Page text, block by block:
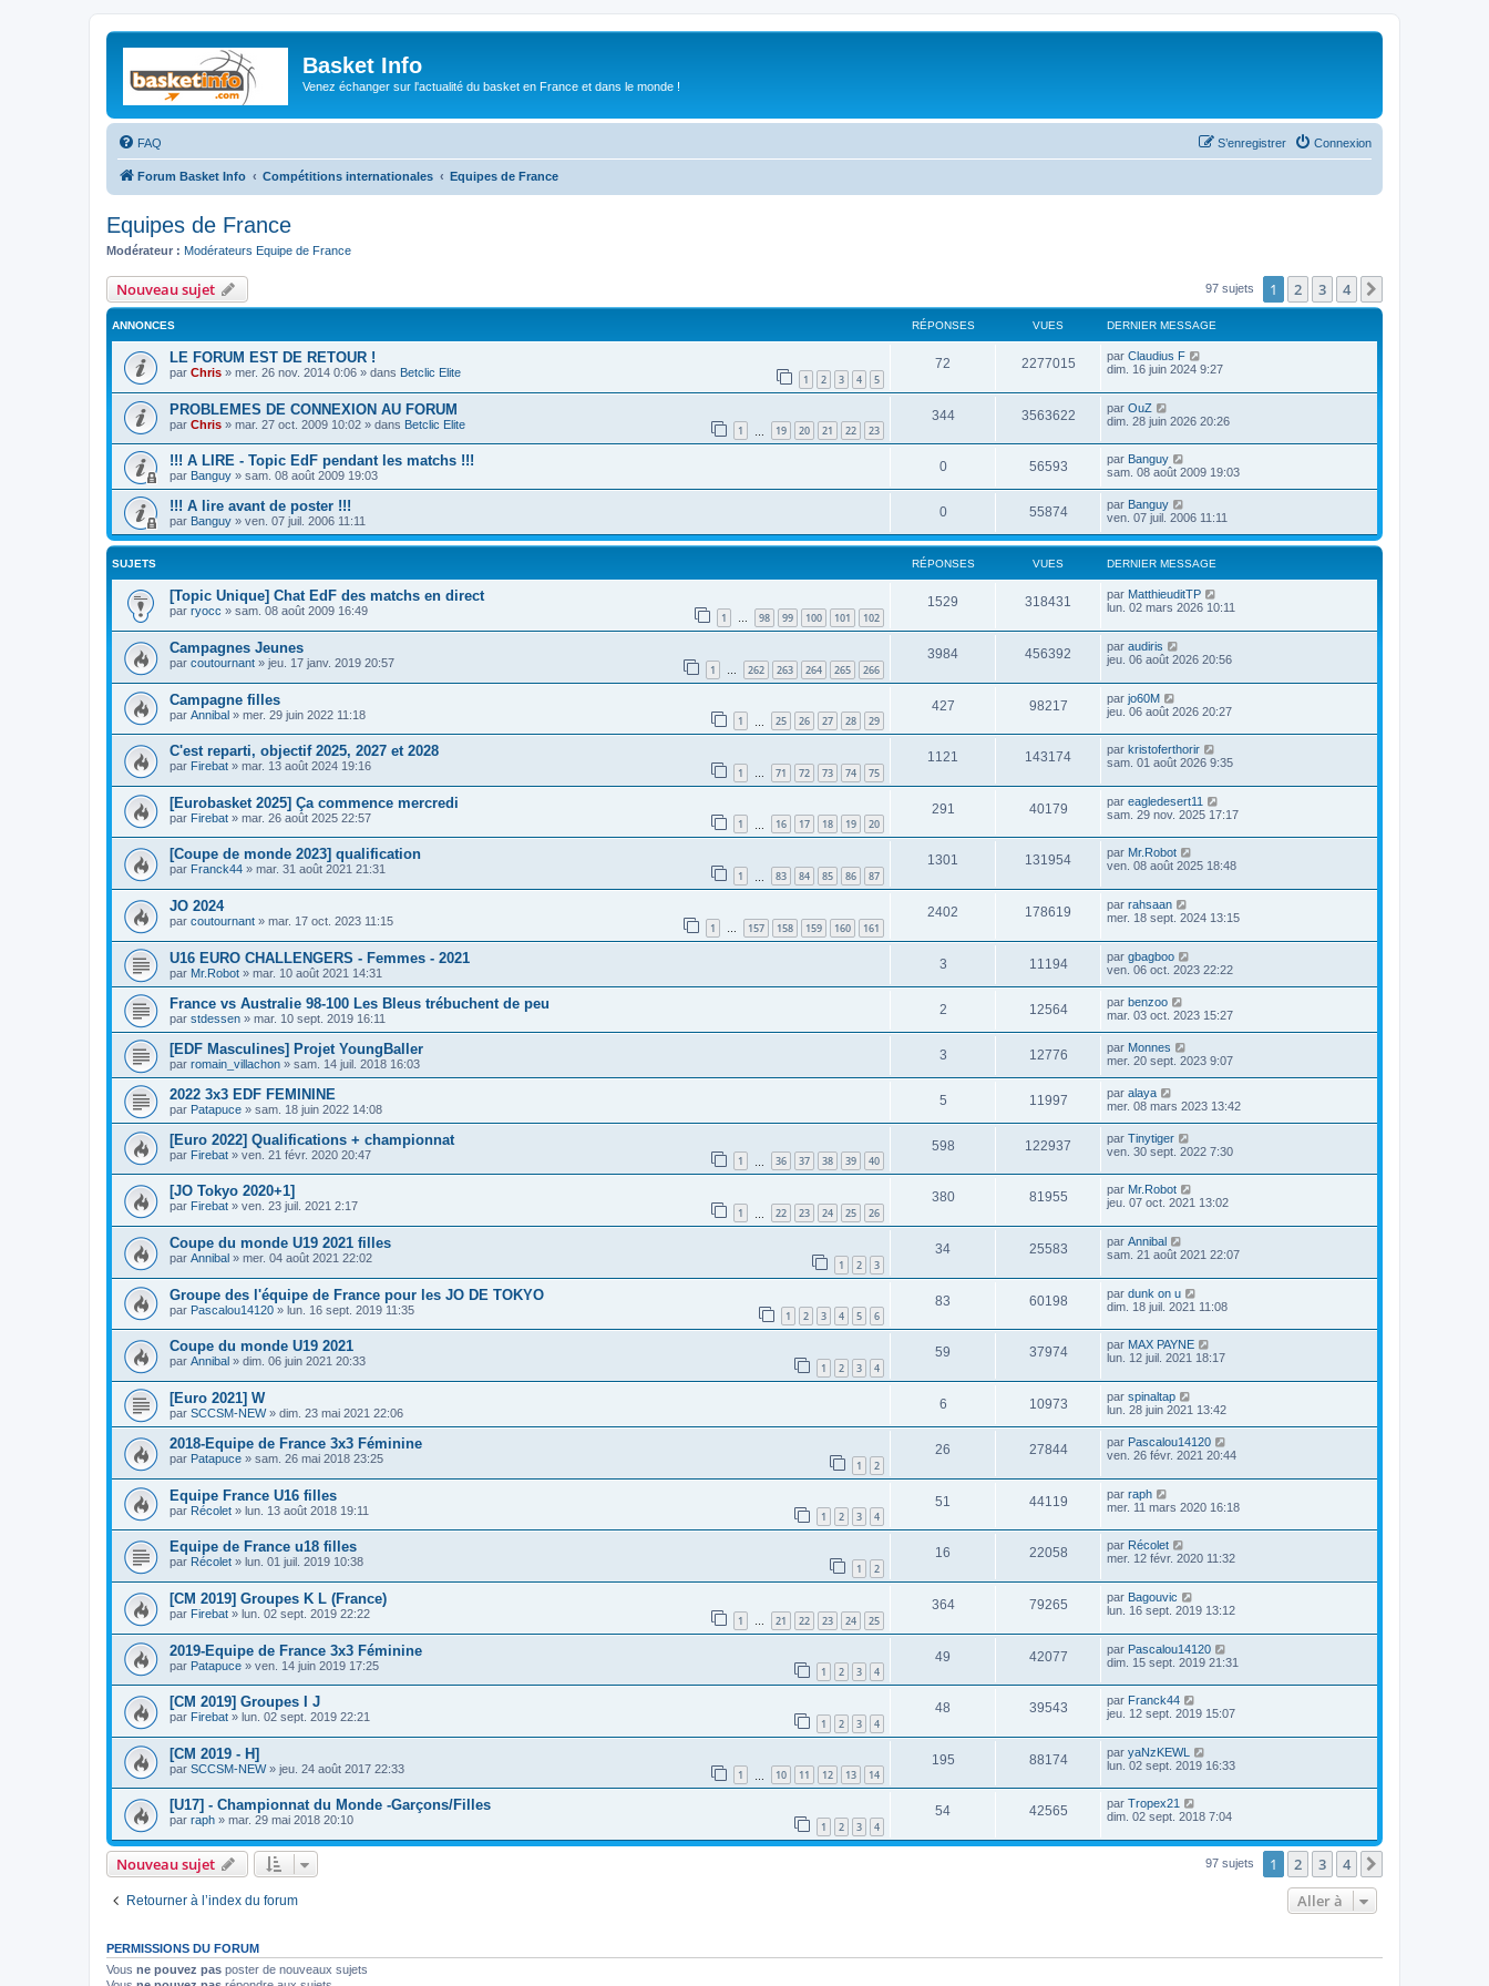
Basket Info
Venez échanger sur l'actualité du basket en France et dans le monde !
FAQ Connexion
S’enregistrer
Forum Basket Info Compétitions internationales Equipes de France
Equipes de France
Modérateur : Modérateurs Equipe de France
Nouveau sujet 97 sujets 1 2 3 4
ANNONCES RÉPONSES VUES DERNIER MESSAGE
LE FORUM EST DE RETOUR !
par Chris » mer. 26 nov. 2014 0:06 » dans Betclic Elite 1 2 3 4 5
72 2277015 par Claudius F
dim. 16 juin 2024 9:27
PROBLEMES DE CONNEXION AU FORUM
par Chris » mar. 27 oct. 2009 10:02 » dans Betclic Elite 1 19 20 21 22 23
344 3563622 par OuZ
dim. 28 juin 2026 20:26
!!! A LIRE - Topic EdF pendant les matchs !!!
par Banguy » sam. 08 août 2009 19:03
0 56593 par Banguy
sam. 08 août 2009 19:03
!!! A lire avant de poster !!!
par Banguy » ven. 07 juil. 2006 11:11
0 55874 par Banguy
ven. 07 juil. 2006 11:11
SUJETS RÉPONSES VUES DERNIER MESSAGE
[Topic Unique] Chat EdF des matchs en direct
par ryocc » sam. 08 août 2009 16:49 1 … 98 99 100 101 102
1529 318431 par MatthieuditTP
lun. 02 mars 2026 10:11
Campagnes Jeunes
par coutournant » jeu. 17 janv. 2019 20:57 1 … 262 263 264 265 266
3984 456392 par audiris
jeu. 06 août 2026 20:56
Campagne filles
par Annibal » mer. 29 juin 2022 11:18 1 25 26 27 28 29
427 98217 par jo60M
jeu. 06 août 2026 20:27
C'est reparti, objectif 2025, 2027 et 2028
par Firebat » mar. 13 août 2024 19:16 1 … 71 72 73 74 75
1121 143174 par kristoferthorir
sam. 01 août 2026 9:35
[Eurobasket 2025] Ça commence mercredi
par Firebat » mar. 26 août 2025 22:57 1 16 17 18 19 20
291 40179 par eagledesert11
sam. 29 nov. 2025 17:17
[Coupe de monde 2023] qualification
par Franck44 » mar. 31 août 2021 21:31 1 83 84 85 86 87
1301 131954 par Mr.Robot
ven. 08 août 2025 18:48
JO 2024
par coutournant » mar. 17 oct. 2023 11:15 1 … 157 158 159 160 161
2402 178619 par rahsaan
mer. 18 sept. 2024 13:15
U16 EURO CHALLENGERS - Femmes - 2021
par Mr.Robot » mar. 10 août 2021 14:31
3 11194 par gbagboo
ven. 06 oct. 2023 22:22
France vs Australie 98-100 Les Bleus trébuchent de peu
par stdessen » mar. 10 sept. 2019 16:11
2 12564 par benzoo
mar. 03 oct. 2023 15:27
[EDF Masculines] Projet YoungBaller
par romain_villachon » sam. 14 juil. 2018 16:03
3 12776 par Monnes
mer. 20 sept. 2023 9:07
2022 3x3 EDF FEMININE
par Patapuce » sam. 18 juin 2022 14:08
5 11997 par alaya
mer. 08 mars 2023 13:42
[Euro 2022] Qualifications + championnat
par Firebat » ven. 21 févr. 2020 20:47 1 36 37 38 39 40
598 122937 par Tinytiger
ven. 30 sept. 2022 7:30
[JO Tokyo 2020+1]
par Firebat » ven. 23 juil. 2021 2:17 1 22 23 24 25 26
380 81955 par Mr.Robot
jeu. 07 oct. 2021 13:02
Coupe du monde U19 2021 filles
par Annibal » mer. 04 août 2021 22:02 1 2 3
34 25583 par Annibal
sam. 21 août 2021 22:07
Groupe des l'équipe de France pour les JO DE TOKYO
par Pascalou14120 » lun. 16 sept. 2019 11:35 1 2 3 4 5 6
83 60198 par dunk on u
dim. 18 juil. 2021 11:08
Coupe du monde U19 2021
par Annibal » dim. 06 juin 2021 20:33 1 2 3 4
59 37974 par MAX PAYNE
lun. 12 juil. 2021 18:17
[Euro 2021] W
par SCCSM-NEW» dim. 23 mai 2021 22:06
6 10973 par spinaltap
lun. 28 juin 2021 13:42
2018-Equipe de France 3x3 Féminine
par Patapuce » sam. 26 mai 2018 23:25 1 2
26 27844 par Pascalou14120
ven. 26 févr. 2021 20:44
Equipe France U16 filles
par Récolet » lun. 13 août 2018 19:11 1 2 3 4
51 44119 par raph
mer. 11 mars 2020 16:18
Equipe de France u18 filles
par Récolet » lun. 01 juil. 2019 10:38 1 2
16 22058 par Récolet
mer. 12 févr. 2020 11:32
[CM 2019] Groupes K L (France)
par Firebat » lun. 02 sept. 2019 22:22 1 21 22 23 24 25
364 79265 par Bagouvic
lun. 16 sept. 2019 13:12
2019-Equipe de France 3x3 Féminine
par Patapuce » ven. 14 juin 2019 17:25 1 2 3 4
49 42077 par Pascalou14120
dim. 15 sept. 2019 21:31
[CM 2019] Groupes I J
par Firebat » lun. 02 sept. 2019 22:21 1 2 3 4
48 39543 par Franck44
jeu. 12 sept. 2019 15:07
[CM 2019 - H]
par SCCSM-NEW» jeu. 24 août 2017 22:33 1 10 11 12 13 14
195 88174 par yaNzKEWL
lun. 02 sept. 2019 16:33
[U17] - Championnat du Monde -Garçons/Filles
par raph » mar. 29 mai 2018 20:10 1 2 3 4
54 42565 par Tropex21
dim. 02 sept. 2018 7:04
Nouveau sujet 97 sujets 1 2 3 4
Retourner à l’index du forum Aller à
PERMISSIONS DU FORUM
Vous ne pouvez pas poster de nouveaux sujets